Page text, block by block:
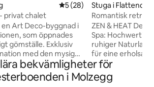
5 av 5 i genomsnittligt
5 (28)
privat chalet
Art Deco-byggnad i
som öppnades
gömställe. Exklusiv
med den mysiga
pensionat från slutet av
är vad gäster kan
Antoinette. Utöver
Stuga i
Romantisk
karaktär
ZEN & HEAT
Spa: Hochwertige
ruhiger Naturlage
für eine
Freie zu
Badewanne,
bekvämligheter för
i Molzegg